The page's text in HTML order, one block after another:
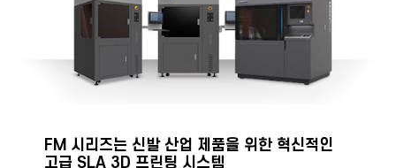
FM 시리즈는 신발 산업 제품을 위한 혁신적인
고급 SLA 3D 프린팅 시스템